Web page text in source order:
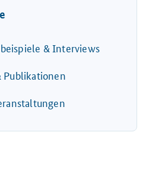
& Interviews
Publikationen